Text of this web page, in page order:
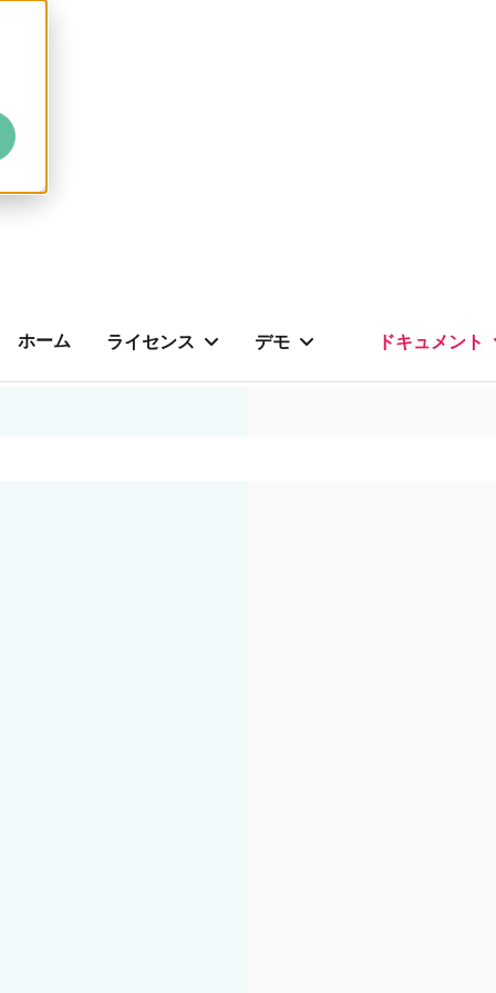
ホーム ライセンス デモ ドキュメント